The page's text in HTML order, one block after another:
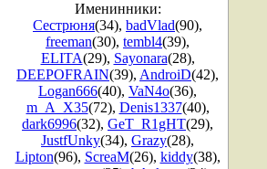
Именинники:
Сестрюня(34), badVlad(90),
freeman(30), tembl4(39),
ELITA(29), Sayonara(28),
DEEPOFRAIN(39), AndroiD(42),
Logan666(40), VaN4o(36),
m_A_X35(72), Denis1337(40),
dark6996(32), GeT_R1gHT(29),
JustfUnky(34), Grazy(28),
Lipton(96), ScreaM(26), kiddy(38),